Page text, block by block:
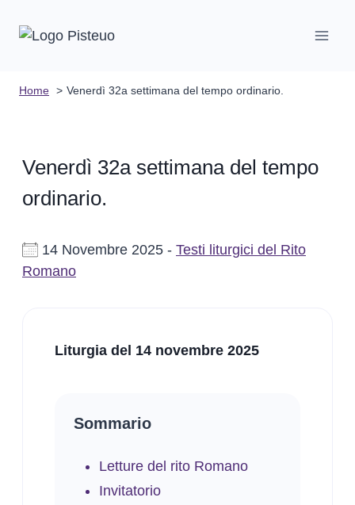
Home Venerdì 32a settimana del tempo ordinario.
Venerdì 32a settimana del tempo
ordinario.
14 Novembre 2025 - Testi liturgici del Rito
Romano
Liturgia del 14 novembre 2025
Sommario
Letture del rito Romano
Invitatorio